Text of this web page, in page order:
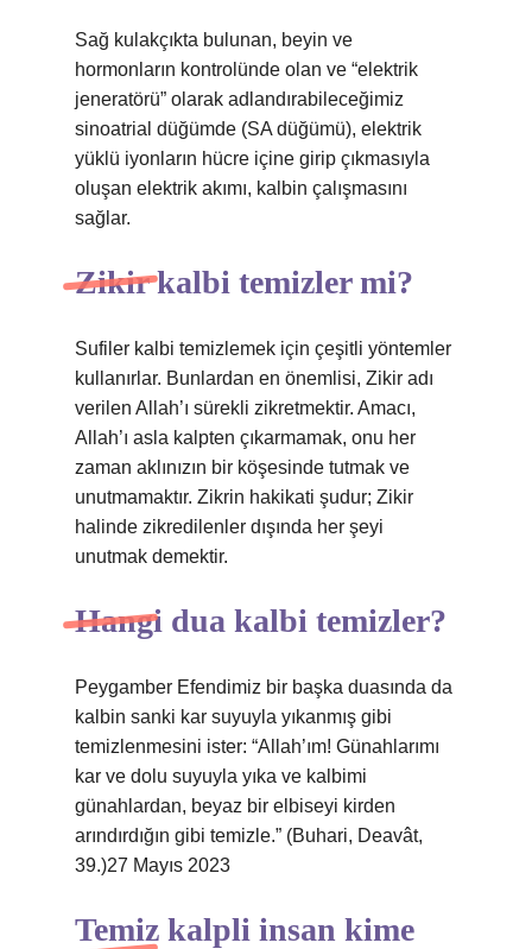
Sağ kulakçıkta bulunan, beyin ve
hormonların kontrolünde olan ve “elektrik
jeneratörü” olarak adlandırabileceğimiz
sinoatrial düğümde (SA düğümü), elektrik
yüklü iyonların hücre içine girip çıkmasıyla
oluşan elektrik akımı, kalbin çalışmasını
sağlar.
Zikir kalbi temizler mi?
Sufiler kalbi temizlemek için çeşitli yöntemler
kullanırlar. Bunlardan en önemlisi, Zikir adı
verilen Allah’ı sürekli zikretmektir. Amacı,
Allah’ı asla kalpten çıkarmamak, onu her
zaman aklınızın bir köşesinde tutmak ve
unutmamaktır. Zikrin hakikati şudur; Zikir
halinde zikredilenler dışında her şeyi
unutmak demektir.
Hangi dua kalbi temizler?
Peygamber Efendimiz bir başka duasında da
kalbin sanki kar suyuyla yıkanmış gibi
temizlenmesini ister: “Allah’ım! Günahlarımı
kar ve dolu suyuyla yıka ve kalbimi
günahlardan, beyaz bir elbiseyi kirden
arındırdığın gibi temizle.” (Buhari, Deavât,
39.)27 Mayıs 2023
Temiz kalpli insan kime